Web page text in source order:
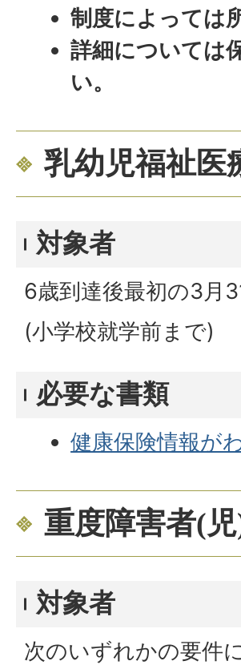
制度によっては
詳細については
い。
乳幼児福祉医
対象者
6歳到達後最初の3月
(小学校就学前まで)
必要な書類
健康保険情報が
重度障害者(
対象者
次のいずれかの要件